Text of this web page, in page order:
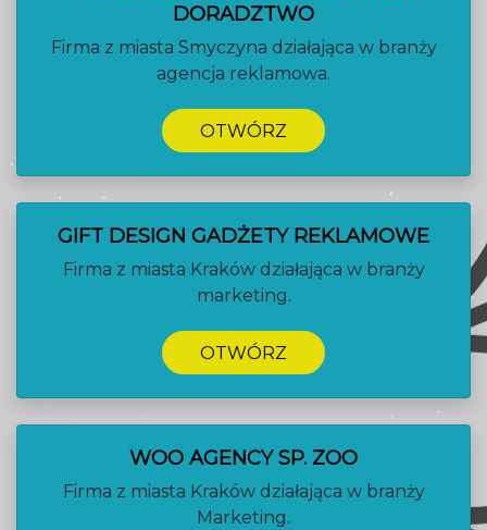
DORADZTWO
Firma z miasta Smyczyna działająca w branży
agencja reklamowa.
OTWÓRZ
GIFT DESIGN GADŻETY REKLAMOWE
Firma z miasta Kraków działająca w branży
marketing.
OTWÓRZ
WOO AGENCY SP. ZOO
Firma z miasta Kraków działająca w branży
Marketing.